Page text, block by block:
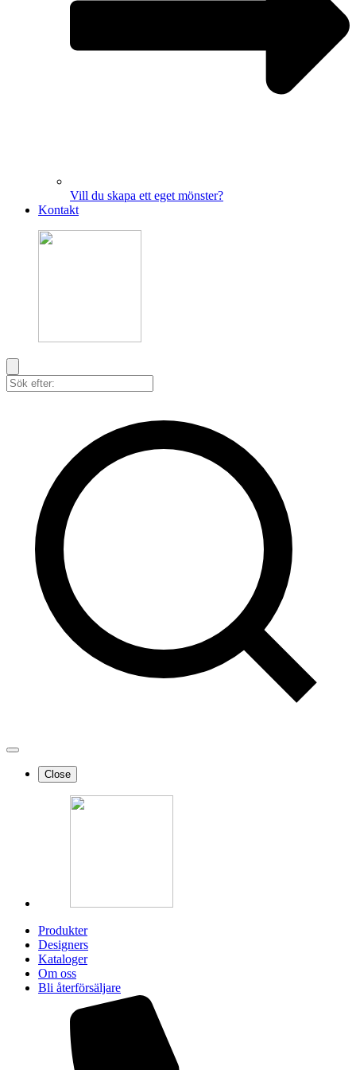
Vill du skapa ett eget mönster?
Kontakt
Close
Produkter
Designers
Kataloger
Om oss
Bli återförsäljare